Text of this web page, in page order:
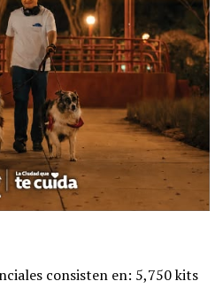
consisten en: 5,750 kits